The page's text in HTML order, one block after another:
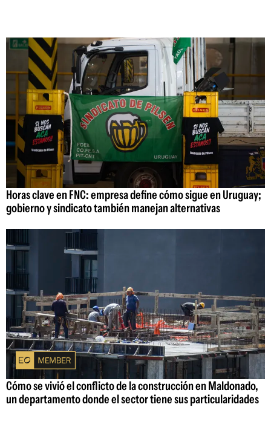
Horas clave en FNC: empresa define cómo sigue en Uruguay;
gobierno y sindicato también manejan alternativas
Cómo se vivió el conflicto de la construcción en Maldonado,
un departamento donde el sector tiene sus particularidades